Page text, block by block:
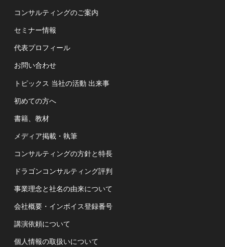
コンサルティングのご案内
セミナー情報
代表プロフィール
お問い合わせ
トピックス 当社の活動 出来事
初めての方へ
書籍、教材
メディア掲載・執筆
コンサルティングの方針と特長
ドラゴンコンサルティング評判
事業理念と社名の由来について
会社概要・インボイス登録番号
講演依頼について
個人情報の取扱いについて